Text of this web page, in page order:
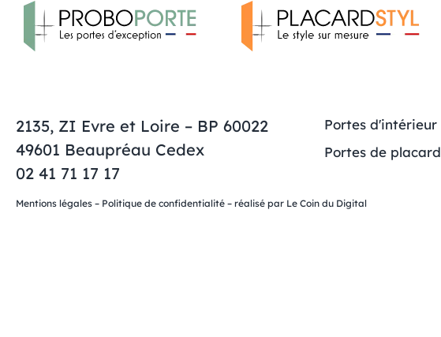
2135, ZI Evre et Loire – BP 60022
49601 Beaupréau Cedex
02 41 71 17 17
Portes d'intérieur
Portes de placard
Mentions légales – Politique de confidentialité – réalisé par Le Coin du Digital